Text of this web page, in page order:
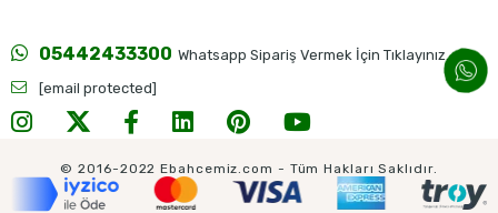
05442433300 Whatsapp Sipariş Vermek İçin Tıklayınız...
[email protected]
© 2016-2022 Ebahcemiz.com - Tüm Hakları Saklıdır.